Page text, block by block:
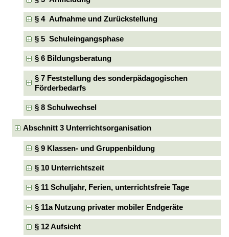
§ 4 Aufnahme und Zurückstellung
§ 5 Schuleingangsphase
§ 6 Bildungsberatung
§ 7 Feststellung des sonderpädagogischen
Förderbedarfs
§ 8 Schulwechsel
Abschnitt 3 Unterrichtsorganisation
§ 9 Klassen- und Gruppenbildung
§ 10 Unterrichtszeit
§ 11 Schuljahr, Ferien, unterrichtsfreie Tage
§ 11a Nutzung privater mobiler Endgeräte
§ 12 Aufsicht